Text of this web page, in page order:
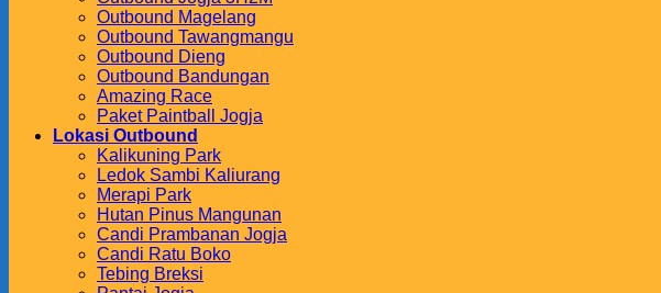
Outbound Magelang
Outbound Tawangmangu
Outbound Dieng
Outbound Bandungan
Amazing Race
Paket Paintball Jogja
Lokasi Outbound
Kalikuning Park
Ledok Sambi Kaliurang
Merapi Park
Hutan Pinus Mangunan
Candi Prambanan Jogja
Candi Ratu Boko
Tebing Breksi